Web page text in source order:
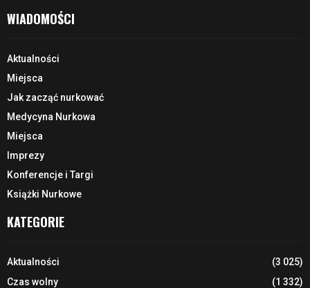
WIADOMOŚCI
Aktualności
Miejsca
Jak zacząć nurkować
Medycyna Nurkowa
Miejsca
Imprezy
Konferencje i Targi
Książki Nurkowe
KATEGORIE
Aktualności
(3 025)
Czas wolny
(1 332)